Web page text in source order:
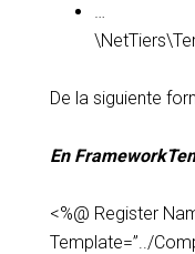
…
De la siguiente
En
<%@ Register
Template=”../